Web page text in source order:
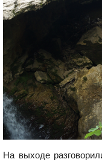
На выходе